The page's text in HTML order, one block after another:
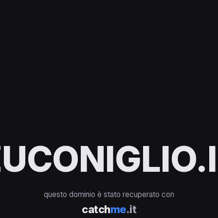
questo dominio è stato recuperato con
catchme.it